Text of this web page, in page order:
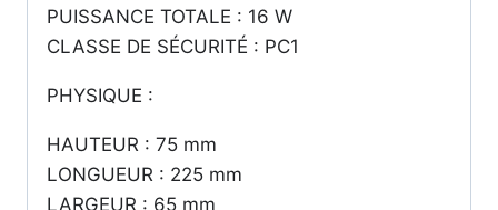
PUISSANCE TOTALE : 16 W
CLASSE DE SÉCURITÉ : PC1
PHYSIQUE :
HAUTEUR : 75 mm
LONGUEUR : 225 mm
LARGEUR : 65 mm